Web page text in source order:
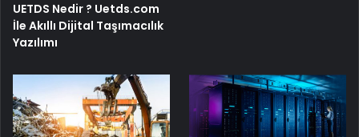
UETDS Nedir ? Uetds.com
İle Akıllı Dijital Taşımacılık
Yazılımı